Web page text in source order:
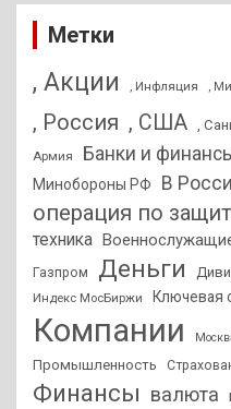
Метки
, Акции , Инфляция ,
, Россия , США ,
Армия Банки и
Минобороны РФ
В
операция по
техника
Газпром Деньги
Индекс МосБиржи Ключевая
Компании
Промышленность
Финансы валюта